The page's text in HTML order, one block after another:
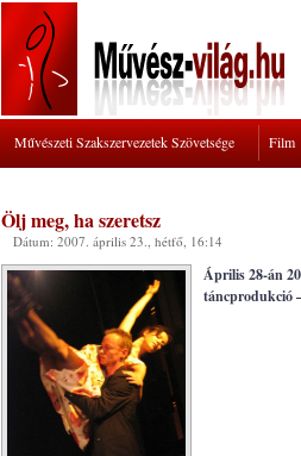
Művészeti Szakszervezetek Szövetsége Film
Ölj meg, ha szeretsz
Dátum: 2007. április 23., hétfő, 16:14
Április 28-án
táncprodukció